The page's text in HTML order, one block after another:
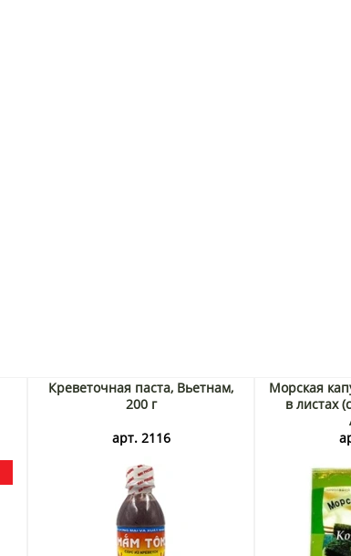
Креветочная паста, Вьетнам,
200 г
арт. 2116
Морская
в листах